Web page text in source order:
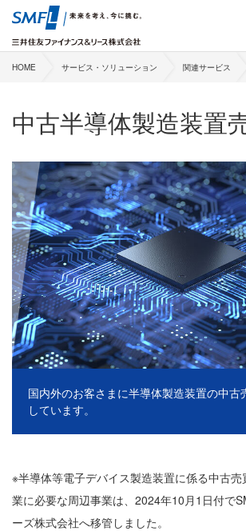
HOME サービス・ソリューション 関連サービス
中古半導体製造装置
国内外のお客さまに半導体製造装置の中古
しています。
※半導体等電子デバイス製造装置に係る中古
業に必要な周辺事業は、2024年10月1日付で
ーズ株式会社へ移管しました。